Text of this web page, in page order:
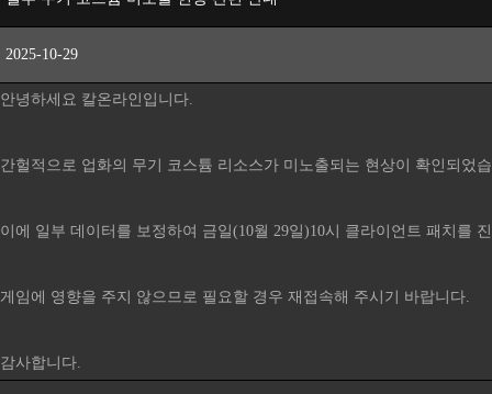
2025-10-29
안녕하세요 칼온라인입니다.
간헐적으로 업화의 무기 코스튬 리소스가 미노출되는 현상이 확인되었
이에 일부 데이터를 보정하여 금일(10월 29일)10시 클라이언트 패치를
게임에 영향을 주지 않으므로 필요할 경우 재접속해 주시기 바랍니다.
감사합니다.